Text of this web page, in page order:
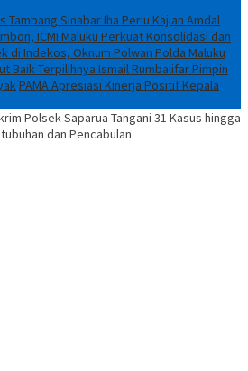
Tambang Sinabar Iha Perlu Kajian Amdal
ICMI Maluku Perkuat Konsolidasi dan
di Indekos, Oknum Polwan Polda Maluku
Baik Terpilihnya Ismail Rumbalifar Pimpin
PAMA Apresiasi Kinerja Positif Kepala
Polsek Saparua Tangani 31 Kasus hingga
dan Pencabulan